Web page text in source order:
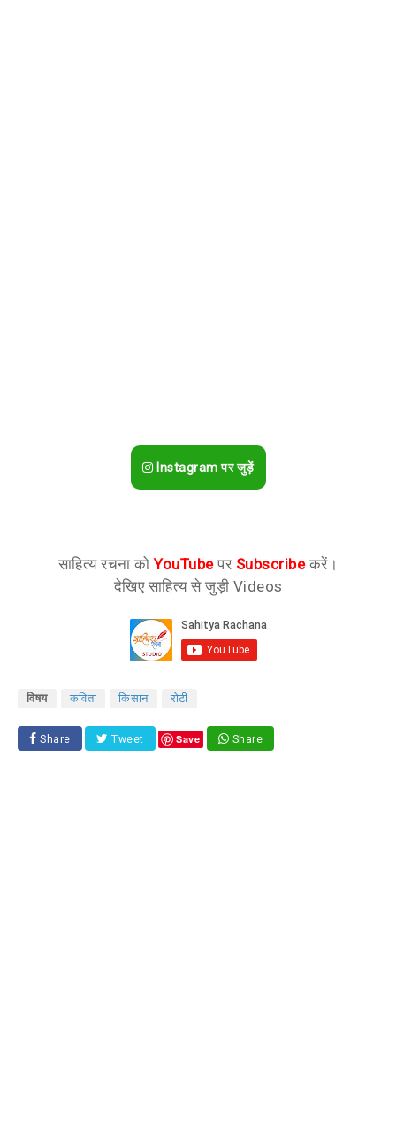
Instagram पर जुड़ें
साहित्य रचना कोYouTubeपर Subscribeकरें।
देखिए साहित्य से जुड़ी Videos
विषय कविता किसान रोटी
Share Tweet Save Share